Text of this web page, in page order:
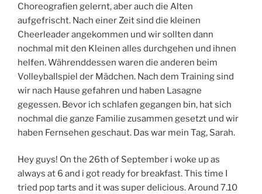
Choreografien gelernt, aber auch die Alten
aufgefrischt. Nach einer Zeit sind die kleinen
Cheerleader angekommen und wir sollten dann
nochmal mit den Kleinen alles durchgehen und ihnen
helfen. Währenddessen waren die anderen beim
Volleyballspiel der Mädchen. Nach dem Training sind
wir nach Hause gefahren und haben Lasagne
gegessen. Bevor ich schlafen gegangen bin, hat sich
nochmal die ganze Familie zusammen gesetzt und wir
haben Fernsehen geschaut. Das war mein Tag, Sarah.
Hey guys! On the 26th of September i woke up as
always at 6 and i got ready for breakfast. This time I
tried pop tarts and it was super delicious. Around 7.10